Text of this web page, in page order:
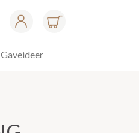
Gaveideer